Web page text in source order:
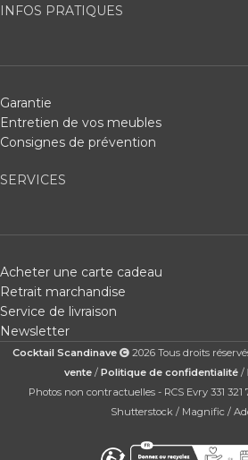
INFOS PRATIQUES
Garantie
Entretien de vos meubles
Consignes de prévention
SERVICES
Acheter une carte cadeau
Retrait marchandise
Service de livraison
Newsletter
Cocktail Scandinave 2026 Tous droits
vente/ Politique de confidentialité/
Photos non contractuelles - RCS Evry 331
Shutterstock / Magnific /